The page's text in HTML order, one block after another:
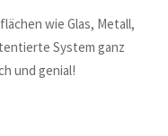
wie Glas, Metall,
System ganz
und genial!